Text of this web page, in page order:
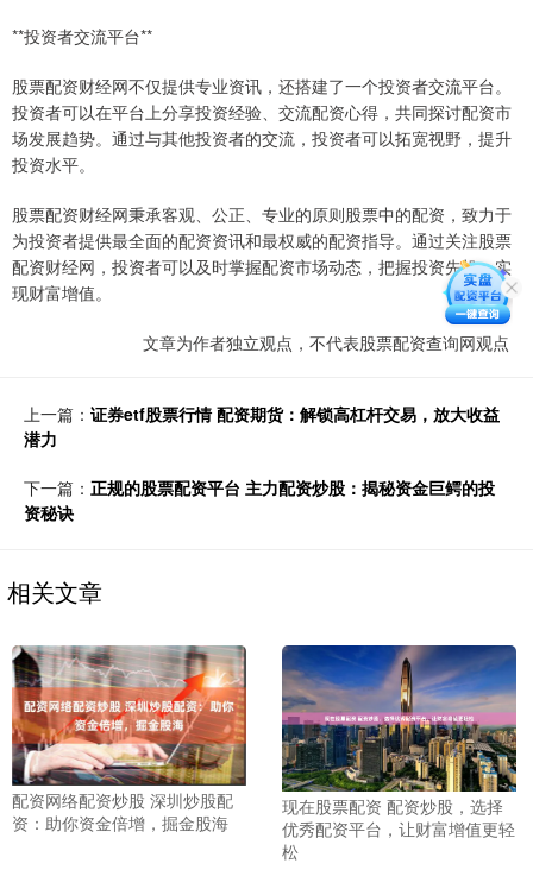
**投资者交流平台**
股票配资财经网不仅提供专业资讯，还搭建了一个投资者交流平台。
投资者可以在平台上分享投资经验、交流配资心得，共同探讨配资市
场发展趋势。通过与其他投资者的交流，投资者可以拓宽视野，提升
投资水平。
股票配资财经网秉承客观、公正、专业的原则股票中的配资，致力于
为投资者提供最全面的配资资讯和最权威的配资指导。通过关注股票
配资财经网，投资者可以及时掌握配资市场动态，把握投资先机，实
现财富增值。
文章为作者独立观点，不代表股票配资查询网观点
上一篇： 证券etf股票行情 配资期货：解锁高杠杆交易，放大收益
潜力
下一篇： 正规的股票配资平台 主力配资炒股：揭秘资金巨鳄的投
资秘诀
相关文章
配资网络配资炒股 深圳炒股配
资：助你资金倍增，掘金股海
现在股票配资 配资炒股，选择
优秀配资平台，让财富增值更轻
松